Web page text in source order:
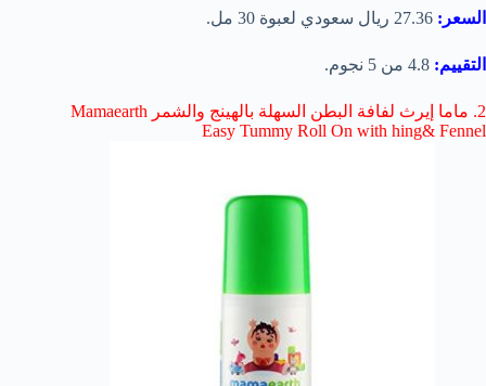
السعر: 27.36 ريال سعودي لعبوة 30 مل.
التقييم:
2. ماما إيرث لفافة البطن السهلة بالهينج والشمر Mamaearth
Easy Tummy Roll On with hing& Fennel